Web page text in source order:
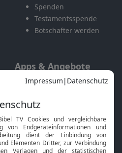
Spenden
Testamentsspende
Botschafter werden
Apps & Angebote
Mobile App
Smart TV
HbbTV
Bibelthek Online-Bibel